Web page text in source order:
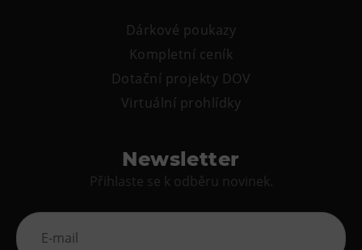
Dárkové poukazy
Kompletní ceník
Dotační projekty DOV
Virtuální prohlídky
Newsletter
Přihlaste se k odběru novinek.